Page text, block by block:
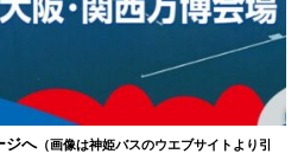
ジへ（画像は神姫バスのウエブサイトより引